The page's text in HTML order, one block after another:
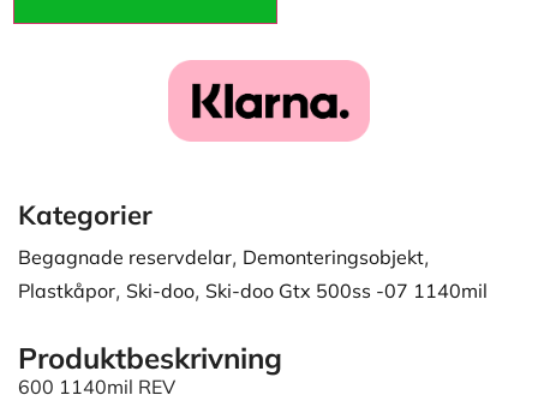
Kategorier
Begagnade reservdelar, Demonteringsobjekt,
Plastkåpor, Ski-doo, Ski-doo Gtx 500ss -07 1140mil
Produktbeskrivning
600 1140mil REV